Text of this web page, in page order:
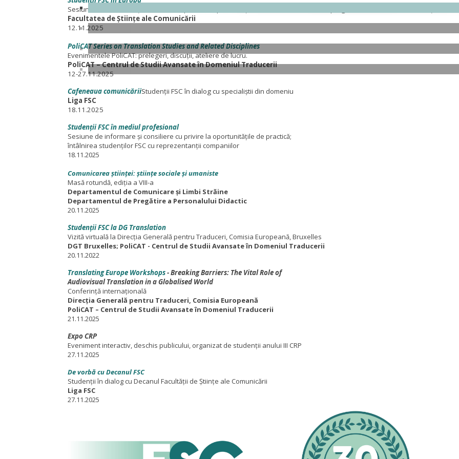
Sesiune de informare și consiliere cu privire la oportunitățile de studiu în străinătate: programele AUF, CEEPUS, DAAD și
Facultatea de Științe ale Comunicării
12.11.2025
PoliCAT Series on Translation Studies and Related Disciplines
Evenimentele PoliCAT: prelegeri, discuții, ateliere de lucru.
PoliCAT – Centrul de Studii Avansate în Domeniul Traducerii
12-27.11.2025
Cafeneaua comunicăriiStudenții FSC în dialog cu specialiștii din domeniu
Liga FSC
18.11.2025
Studenții FSC în mediul profesional
Sesiune de informare și consiliere cu privire la oportunitățile de practică;
întâlnirea studenților FSC cu reprezentanții companiilor
18.11.2025
Comunicarea științei: științe sociale și umaniste
Masă rotundă, ediția a VIII-a
Departamentul de Comunicare și Limbi Străine
Departamentul de Pregătire a Personalului Didactic
20.11.2025
Studenții FSC la DG Translation
Vizită virtuală la Direcția Generală pentru Traduceri, Comisia Europeană, Bruxelles
DGT Bruxelles; PoliCAT - Centrul de Studii Avansate în Domeniul Traducerii
20.11.2022
Translating Europe Workshops- Breaking Barriers: The Vital Role of
Audiovisual Translation in a Globalised World
Conferință internațională
Direcția Generală pentru Traduceri, Comisia Europeană
PoliCAT – Centrul de Studii Avansate în Domeniul Traducerii
21.11.2025
Expo CRP
Eveniment interactiv, deschis publicului, organizat de studenții anului III CRP
27.11.2025
De vorbă cu Decanul FSC
Studenții în dialog cu Decanul Facultății de Științe ale Comunicării
Liga FSC
27.11.2025